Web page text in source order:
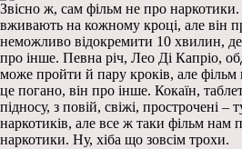
Звісно ж, сам фільм не про наркотики.
вживають на кожному кроці, але він
неможливо відокремити 10 хвилин,
про інше. Певна річ, Лео Ді Капріо,
може пройти й пару кроків, але
це погано, він про інше. Кокаїн,
підносу, з повій, свіжі, прострочені –
наркотиків, але все ж таки фільм нам
наркотики. Ну, хіба що зовсім трохи.